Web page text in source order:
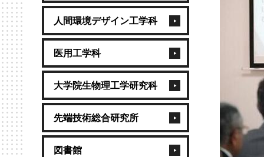
人間環境デザイン工学科
医用工学科
大学院生物理工学研究科
先端技術総合研究所
図書館